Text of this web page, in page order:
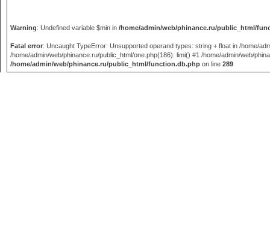
Warning: Undefined variable $min in /home/admin/web/phinance.ru/public_html/
Fatal error: Uncaught TypeError: Unsupported operand types: string + float in /home/
/home/admin/web/phinance.ru/public_html/one.php(186): limi() #1 /home/admin/web/
/home/admin/web/phinance.ru/public_html/function.db.php on line 289